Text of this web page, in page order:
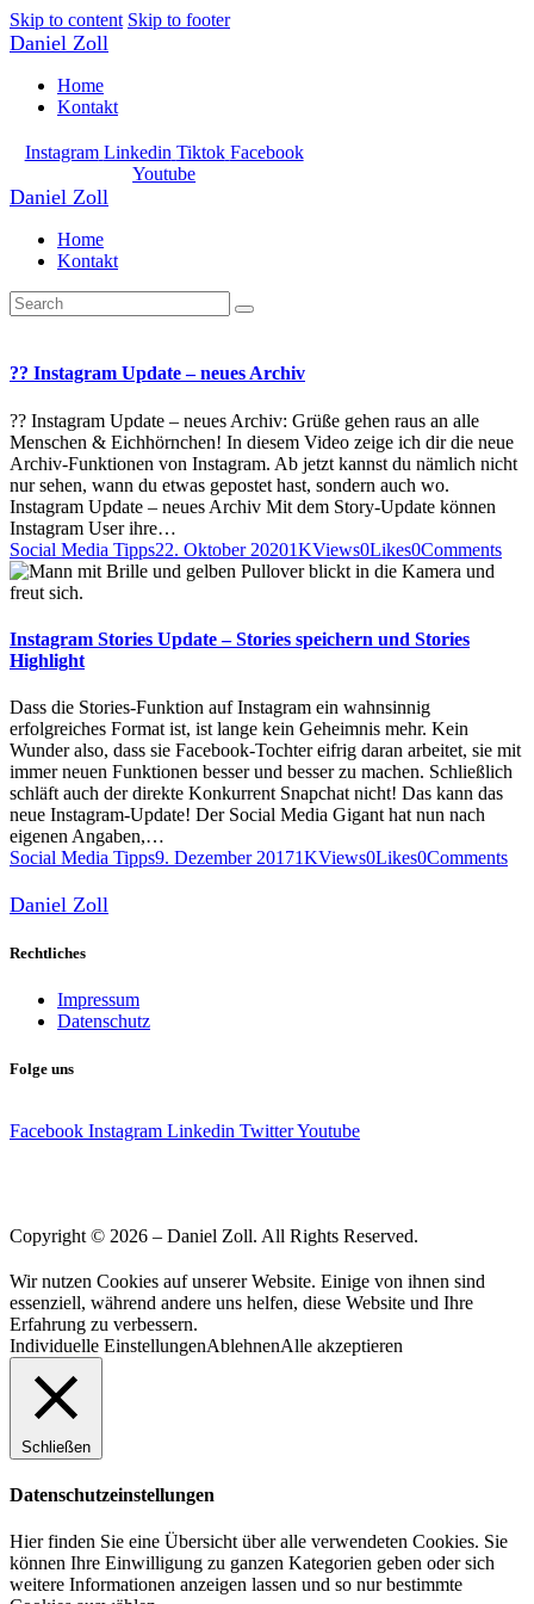
Skip to content Skip to footer
Daniel Zoll
Home
Kontakt
Instagram Linkedin Tiktok Facebook
Youtube
Daniel Zoll
Home
Kontakt
?? Instagram Update – neues Archiv
?? Instagram Update – neues Archiv: Grüße gehen raus an alle
Menschen & Eichhörnchen! In diesem Video zeige ich dir die neue
Archiv-Funktionen von Instagram. Ab jetzt kannst du nämlich nicht
nur sehen, wann du etwas gepostet hast, sondern auch wo.
Instagram Update – neues Archiv Mit dem Story-Update können
Instagram User ihre…
Social Media Tipps22. Oktober 20201KViews0Likes0Comments
Instagram Stories Update – Stories speichern und Stories
Highlight
Dass die Stories-Funktion auf Instagram ein wahnsinnig
erfolgreiches Format ist, ist lange kein Geheimnis mehr. Kein
Wunder also, dass sie Facebook-Tochter eifrig daran arbeitet, sie mit
immer neuen Funktionen besser und besser zu machen. Schließlich
schläft auch der direkte Konkurrent Snapchat nicht! Das kann das
neue Instagram-Update! Der Social Media Gigant hat nun nach
eigenen Angaben,…
Social Media Tipps9. Dezember 20171KViews0Likes0Comments
Daniel Zoll
Rechtliches
Impressum
Datenschutz
Folge uns
Facebook Instagram Linkedin TwitterYoutube
Copyright © 2026 – Daniel Zoll. All Rights Reserved.
Wir nutzen Cookies auf unserer Website. Einige von ihnen sind
essenziell, während andere uns helfen, diese Website und Ihre
Erfahrung zu verbessern.
Individuelle EinstellungenAblehnenAlle akzeptieren
Schließen
Datenschutzeinstellungen
Hier finden Sie eine Übersicht über alle verwendeten Cookies. Sie
können Ihre Einwilligung zu ganzen Kategorien geben oder sich
weitere Informationen anzeigen lassen und so nur bestimmte